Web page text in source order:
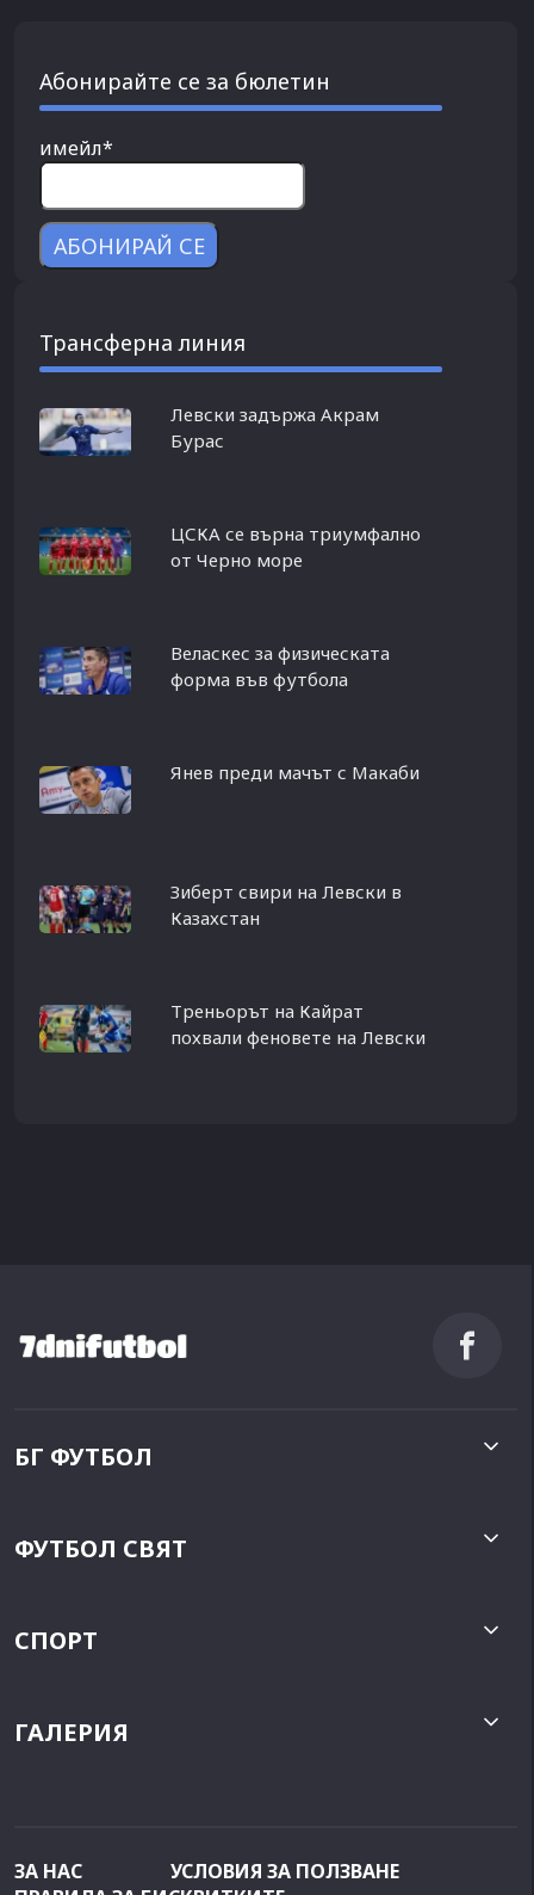
Абонирайте се за бюлетин
имейл*
Трансферна линия
Левски задържа Акрам
Бурас
ЦСКА се върна триумфално
от Черно море
Веласкес за физическата
форма във футбола
Янев преди мачът с Макаби
Зиберт свири на Левски в
Казахстан
Треньорът на Кайрат
похвали феновете на Левски
БГ ФУТБОЛ
ФУТБОЛ СВЯТ
СПОРТ
ГАЛЕРИЯ
ЗА НАС
УСЛОВИЯ ЗА ПОЛЗВАНЕ